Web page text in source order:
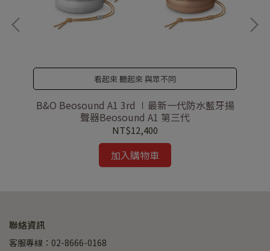
看起來 聽起來 與眾不同
B&O Beosound A1 3rd ∣最新一代防水藍牙揚
聲器Beosound A1 第三代
NT$12,400
加入購物車
聯絡資訊
客服專線：02-8666-0168